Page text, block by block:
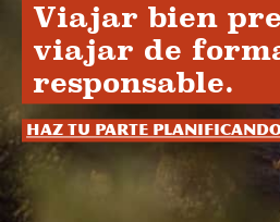
Viajar bien
viajar de
responsable.
Haz tu parte